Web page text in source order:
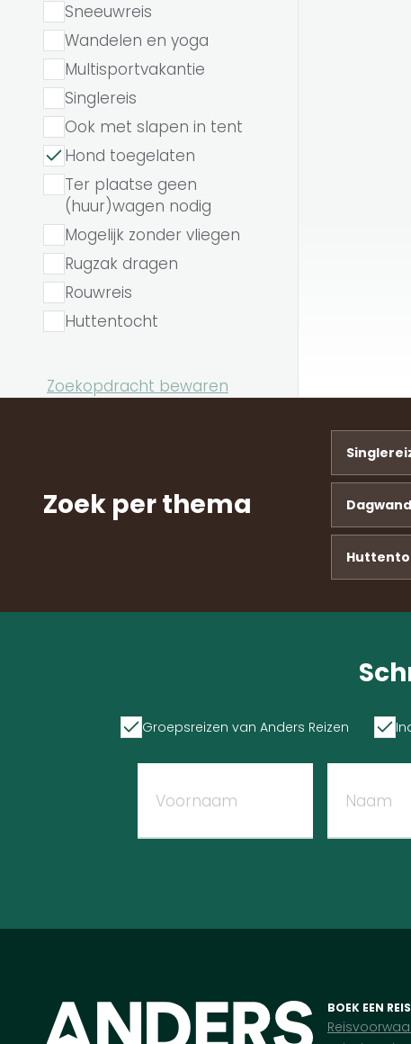
Sneeuwreis
Wandelen en yoga
Multisportvakantie
Singlereis
Ook met slapen in tent
Hond toegelaten
Ter plaatse geen
(huur)wagen nodig
Mogelijk zonder vliegen
Rugzak dragen
Rouwreis
Huttentocht
Zoekopdracht bewaren
Zoek per thema
Groepsreizen van Anders Reizen
BOEK EEN REIS